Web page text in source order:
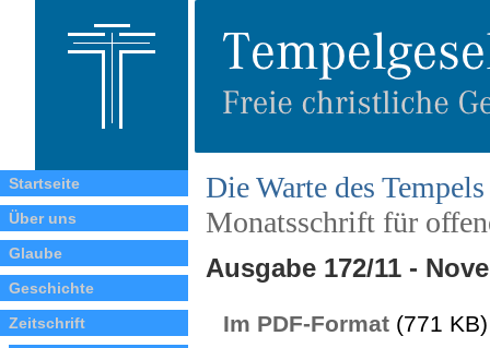
Startseite
Über uns
Glaube
Geschichte
Zeitschrift
Die Warte des Tempels
Monatsschrift für
Ausgabe 172/11 -
Im PDF-Format (771 KB)